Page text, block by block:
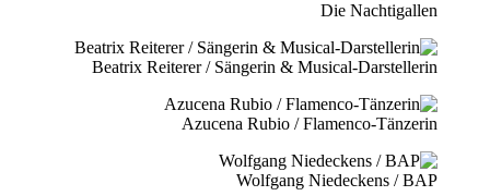
Die Nachtigallen
Beatrix Reiterer / Sängerin & Musical-Darstellerin
Azucena Rubio / Flamenco-Tänzerin
Wolfgang Niedeckens / BAP